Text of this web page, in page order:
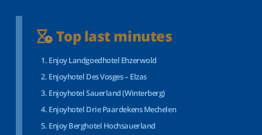
Top last minutes
Enjoy Landgoedhotel Ehzerwold
Enjoyhotel Des Vosges – Elzas
Enjoyhotel Sauerland (Winterberg)
Enjoyhotel Drie Paardekens Mechelen
Enjoy Berghotel Hochsauerland